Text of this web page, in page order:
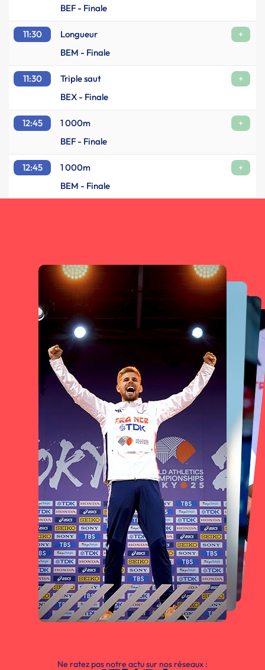
BEF - Finale
11:30 Longueur
+
BEM - Finale
11:30 Triple saut
+
BEX - Finale
12:45 1 000m
+
BEF - Finale
12:45 1 000m
+
BEM - Finale
Ne ratez pas notre actu sur nos réseaux :